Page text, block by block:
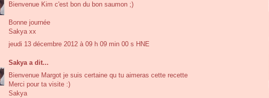
Bienvenue Kim c'est bon du bon saumon ;)
Bonne journée
Sakya xx
jeudi 13 décembre 2012 à 09 h 09 min 00 s HNE
Sakyaa dit...
Bienvenue Margot je suis certaine qu tu aimeras cette recette
Merci pour ta visite :)
Sakya